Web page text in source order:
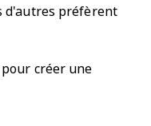
d'autres préfèrent
créer une